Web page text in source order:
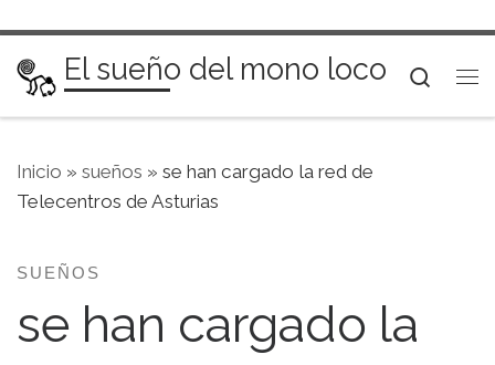
Saltar al contenido
El sueño del mono loco
Inicio » sueños » se han cargado la red de
Telecentros de Asturias
SUEÑOS
se han cargado la